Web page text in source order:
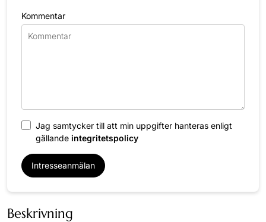
Kommentar
Jag samtycker till att min uppgifter hanteras enligt
gällande integritetspolicy
Intresseanmälan
Beskrivning